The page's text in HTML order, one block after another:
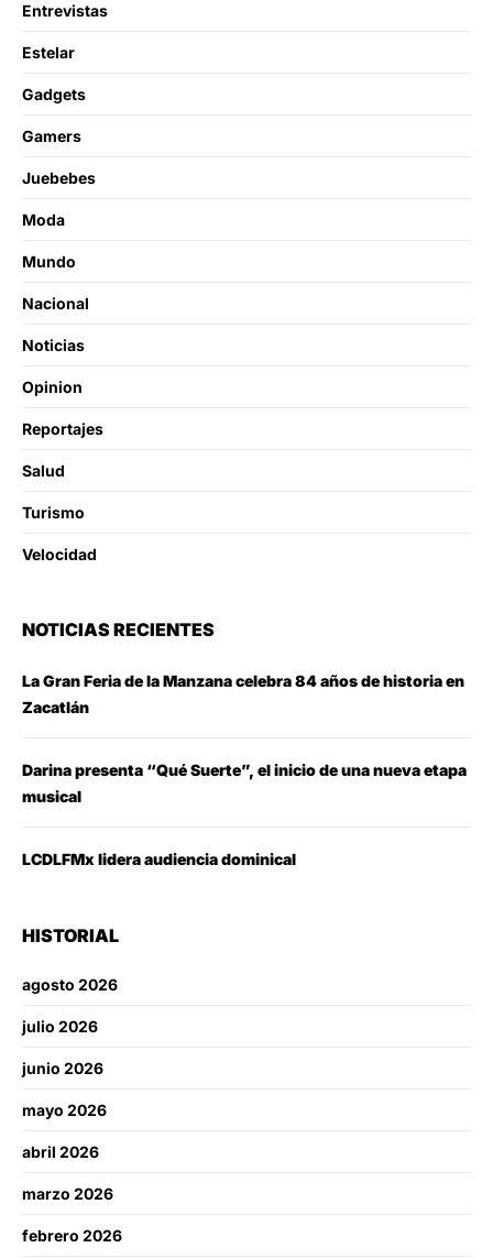
Entrevistas
Estelar
Gadgets
Gamers
Juebebes
Moda
Mundo
Nacional
Noticias
Opinion
Reportajes
Salud
Turismo
Velocidad
NOTICIAS RECIENTES
La Gran Feria de la Manzana celebra 84 años de historia en
Zacatlán
Darina presenta “Qué Suerte”, el inicio de una nueva etapa
musical
LCDLFMx lidera audiencia dominical
HISTORIAL
agosto 2026
julio 2026
junio 2026
mayo 2026
abril 2026
marzo 2026
febrero 2026